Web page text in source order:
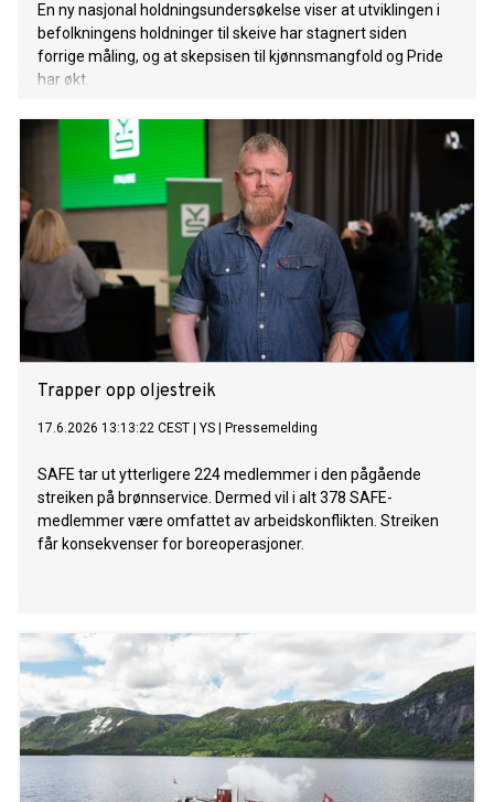
En ny nasjonal holdningsundersøkelse viser at utviklingen i
befolkningens holdninger til skeive har stagnert siden
forrige måling, og at skepsisen til kjønnsmangfold og Pride
har økt.
Trapper opp oljestreik
17.6.2026 13:13:22 CEST YS Pressemelding
SAFE tar ut ytterligere 224 medlemmer i den pågående
streiken på brønnservice. Dermed vil i alt 378 SAFE-
medlemmer være omfattet av arbeidskonflikten. Streiken
får konsekvenser for boreoperasjoner.